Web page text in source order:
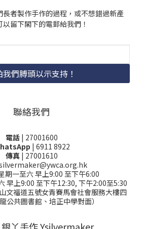
者製作手作的過程，或不想錯過新產
以留下閣下的電郵給我們！
我們膊頭以示支持！
聯絡我們
電話 | 27001600
| 6911 8922
傳真| 27001610
期一至六 早上9:00 至下午6:00
早上9:00 至下午12:30, 下午2:00至5:30
文福道五號女青賽馬會社會服務大樓四
公共圖書館、培正中學對面）